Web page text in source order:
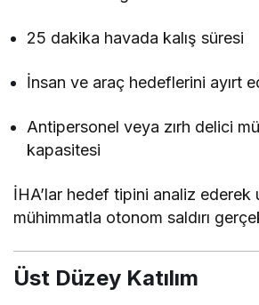
25 dakika havada kalış süresi
İnsan ve araç hedeflerini ayırt
Antipersonel veya zırh delici
kapasitesi
İHA’lar hedef tipini analiz ederek
mühimmatla otonom saldırı
Üst Düzey Katılım